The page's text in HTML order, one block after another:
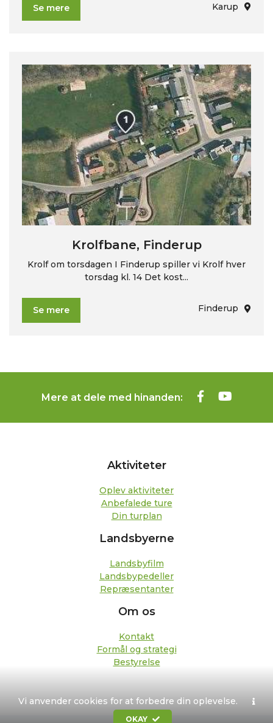
Vi anvender cookies for at forbedre din oplevelse.
OKAY
Se mere Karup
Krolfbane, Finderup
Krolf om torsdagen I Finderup spiller vi Krolf hver
torsdag kl. 14 Det kost...
Se mere Finderup
Mere at dele med hinanden:
Aktiviteter
Oplev aktiviteter
Anbefalede ture
Din turplan
Landsbyerne
Landsbyfilm
Landsbypedeller
Repræsentanter
Om os
Kontakt
Formål og strategi
Bestyrelse